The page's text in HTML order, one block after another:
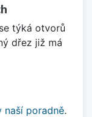
týká otvorů
dřez již má
naší poradně.